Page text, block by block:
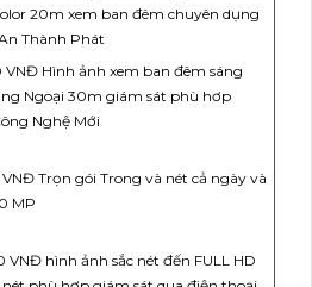
20m xem ban đêm chuyên dụng
Thành Phát
Hình ảnh xem ban đêm sáng
Ngoại 30m giám sát phù hơp
Nghệ Mới
Trọn gói Trong và nét cả ngày và
MP
hình ảnh sắc nét đến FULL HD